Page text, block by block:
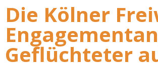
Die Kölner
Geflüchteter